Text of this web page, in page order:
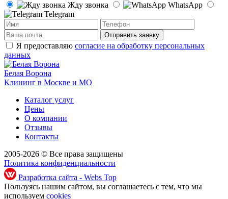
Жду звонка
WhatsApp
Telegram
Отправить заявку
Я предоставляю согласие на обработку персональных
данных
Белая Ворона
Клининг в Москве и МО
Каталог услуг
Цены
О компании
Отзывы
Контакты
2005-2026 © Все права защищены
Политика конфиденциальности
Разработка сайта - Webs Top
Пользуясь нашим сайтом, вы соглашаетесь с тем, что мы
используем cookies